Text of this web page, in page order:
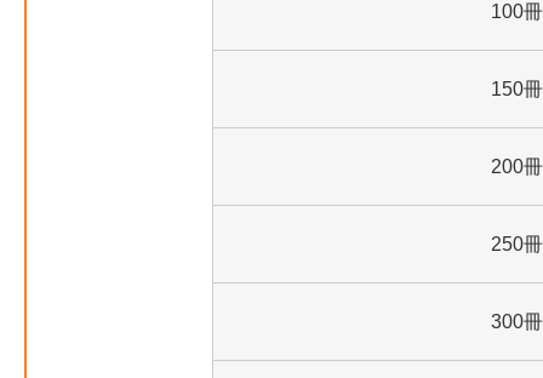
100冊
150冊
200冊
250冊
300冊